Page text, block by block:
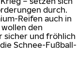
durch.
Reifen auch in
den
sicher und fröhlich
Schnee-Fußball-